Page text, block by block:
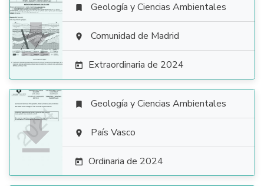

 Geología y Ciencias Ambientales
 Comunidad de Madrid
 Extraordinaria de 2024

 Geología y Ciencias Ambientales
 País Vasco
 Ordinaria de 2024